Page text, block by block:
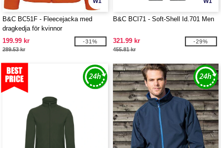
B&C BC51F - Fleecejacka med
dragkedja för kvinnor
199.99 kr
289.53 kr
-31%
B&C BCI71 - Soft-Shell Id.701 Men
321.99 kr
455.81 kr
-29%